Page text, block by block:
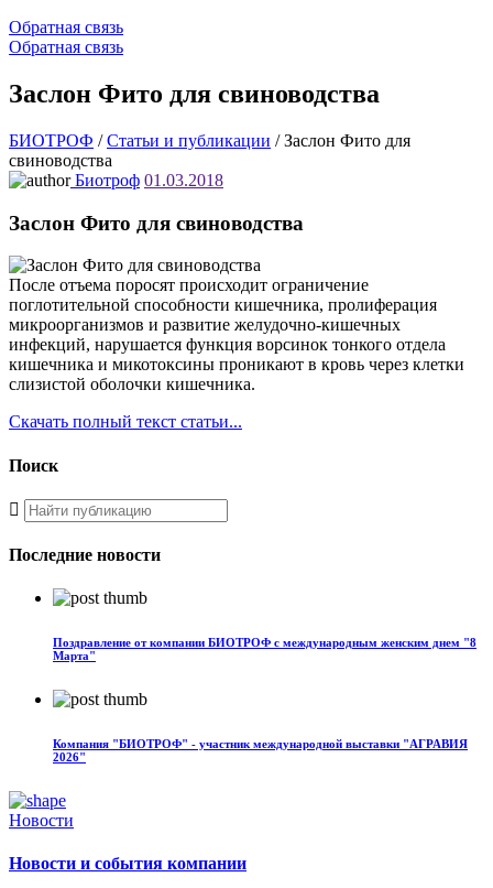
Обратная связь
Обратная связь
Заслон Фито для свиноводства
БИОТРОФ /Статьи и публикации /Заслон Фито для
свиноводства
Биотроф 01.03.2018
Заслон Фито для свиноводства
После отъема поросят происходит ограничение
поглотительной способности кишечника, пролиферация
микроорганизмов и развитие желудочно-кишечных
инфекций, нарушается функция ворсинок тонкого отдела
кишечника и микотоксины проникают в кровь через клетки
слизистой оболочки кишечника.
Скачать полный текст статьи...
Поиск
Последние новости
Поздравление от компании БИОТРОФ с международным женским днем "8
Марта"
Компания "БИОТРОФ" - участник международной выставки "АГРАВИЯ
2026"
Новости
Новости и события компании